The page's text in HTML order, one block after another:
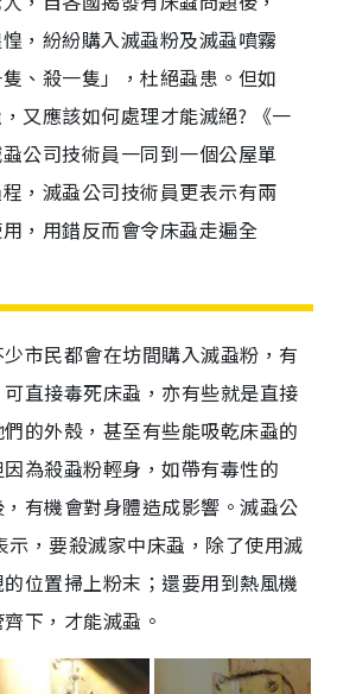
，紛紛購入滅蝨粉及滅蝨噴霧
、殺一隻」，杜絕蝨患。但如
又應該如何處理才能滅絕? 《一
公司技術員一同到一個公屋單
，滅蝨公司技術員更表示有兩
，用錯反而會令床蝨走遍全
市民都會在坊間購入滅蝨粉，有
直接毒死床蝨，亦有些就是直接
的外殼，甚至有些能吸乾床蝨的
為殺蝨粉輕身，如帶有毒性的
有機會對身體造成影響。滅蝨公
示，要殺滅家中床蝨，除了使用滅
位置掃上粉末；還要用到熱風機
下，才能滅蝨。